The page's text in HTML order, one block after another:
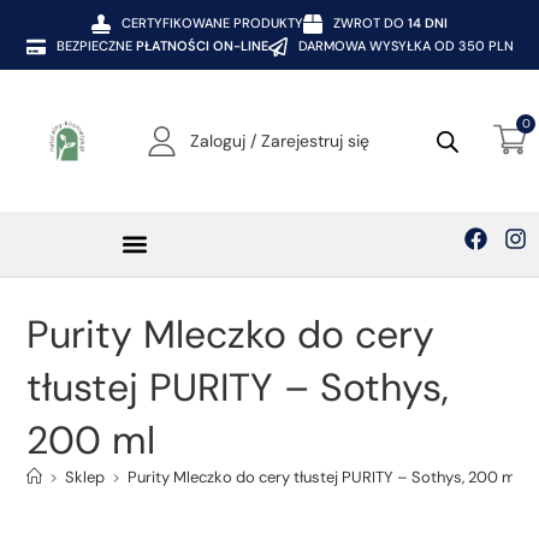
CERTYFIKOWANE PRODUKTY ZWROT DO 14 DNI
BEZPIECZNE PŁATNOŚCI ON-LINE DARMOWA WYSYŁKA OD 350 PLN
Zaloguj / Zarejestruj się
0
Purity Mleczko do cery
tłustej PURITY – Sothys,
200 ml
> Sklep > Purity Mleczko do cery tłustej PURITY – Sothys, 200 ml